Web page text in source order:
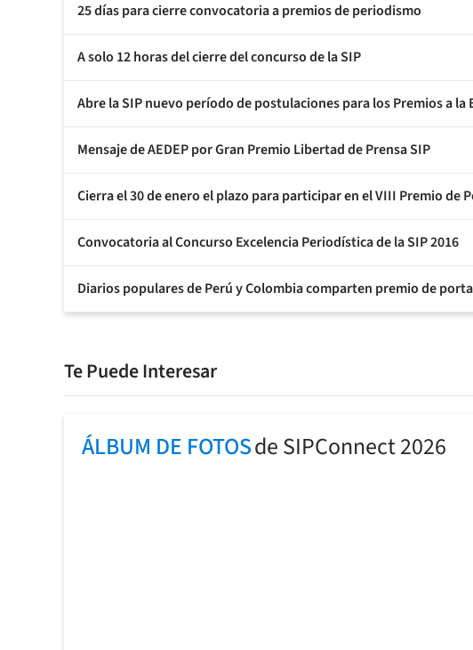
25 días para cierre convocatoria a premios de periodismo
A solo 12 horas del cierre del concurso de la SIP
Abre la SIP nuevo período de postulaciones para los Premios a la
Mensaje de AEDEP por Gran Premio Libertad de Prensa SIP
Cierra el 30 de enero el plazo para participar en el VIII Premio de
Convocatoria al Concurso Excelencia Periodística de la SIP 2016
Diarios populares de Perú y Colombia comparten premio de
Te Puede Interesar
ÁLBUM DE FOTOSde SIPConnect 2026